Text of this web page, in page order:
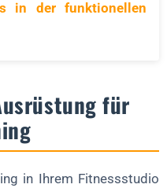
in der funktionellen
für
in Ihrem Fitnessstudio